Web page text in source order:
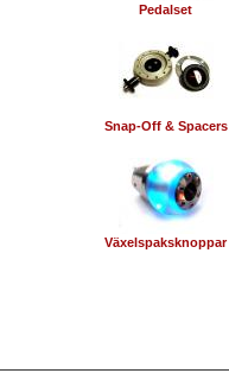
Pedalset
Snap-Off & Spacers
Växelspaksknoppar